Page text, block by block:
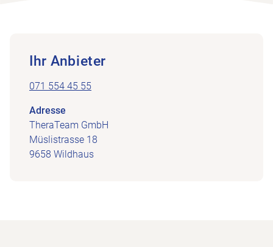
Ihr Anbieter
071 554 45 55
Adresse
TheraTeam GmbH
Müslistrasse 18
9658 Wildhaus